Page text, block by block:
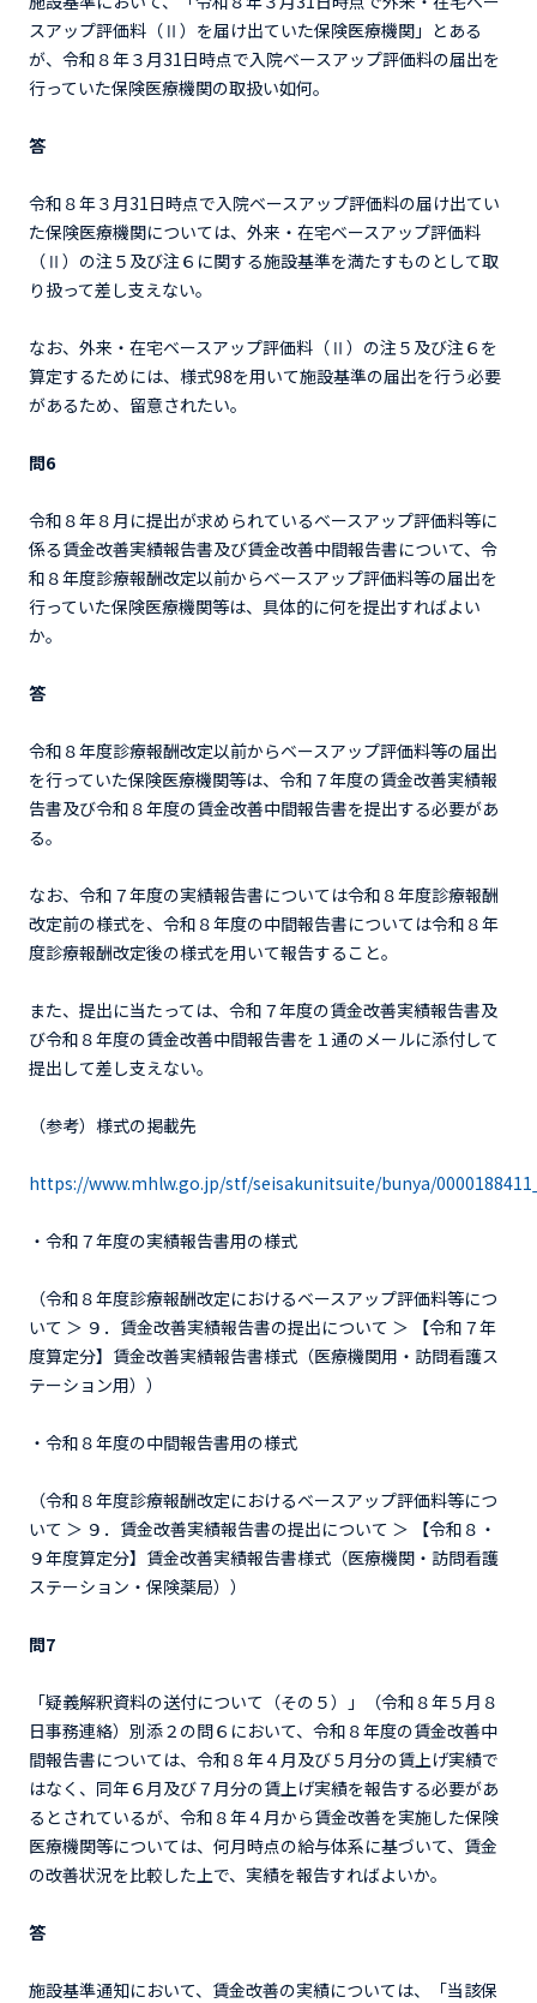
スアップ評価料（Ⅱ）を届け出ていた保険医療機関」とある
が、令和８年３月31日時点で入院ベースアップ評価料の届出を
行っていた保険医療機関の取扱い如何。
答
令和８年３月31日時点で入院ベースアップ評価料の届け出てい
た保険医療機関については、外来・在宅ベースアップ評価料
（Ⅱ）の注５及び注６に関する施設基準を満たすものとして取
り扱って差し支えない。
なお、外来・在宅ベースアップ評価料（Ⅱ）の注５及び注６を
算定するためには、様式98を用いて施設基準の届出を行う必要
があるため、留意されたい。
問6
令和８年８月に提出が求められているベースアップ評価料等に
係る賃金改善実績報告書及び賃金改善中間報告書について、令
和８年度診療報酬改定以前からベースアップ評価料等の届出を
行っていた保険医療機関等は、具体的に何を提出すればよい
か。
答
令和８年度診療報酬改定以前からベースアップ評価料等の届出
を行っていた保険医療機関等は、令和７年度の賃金改善実績報
告書及び令和８年度の賃金改善中間報告書を提出する必要があ
る。
なお、令和７年度の実績報告書については令和８年度診療報酬
改定前の様式を、令和８年度の中間報告書については令和８年
度診療報酬改定後の様式を用いて報告すること。
また、提出に当たっては、令和７年度の賃金改善実績報告書及
び令和８年度の賃金改善中間報告書を１通のメールに添付して
提出して差し支えない。
（参考）様式の掲載先
https://www.mhlw.go.jp/stf/seisakunitsuite/bunya/
・令和７年度の実績報告書用の様式
（令和８年度診療報酬改定におけるベースアップ評価料等につ
いて ＞ ９．賃金改善実績報告書の提出について ＞ 【令和７年
度算定分】賃金改善実績報告書様式（医療機関用・訪問看護ス
テーション用））
・令和８年度の中間報告書用の様式
（令和８年度診療報酬改定におけるベースアップ評価料等につ
いて ＞ ９．賃金改善実績報告書の提出について ＞ 【令和８・
９年度算定分】賃金改善実績報告書様式（医療機関・訪問看護
ステーション・保険薬局））
問7
「疑義解釈資料の送付について（その５）」（令和８年５月８
日事務連絡）別添２の問６において、令和８年度の賃金改善中
間報告書については、令和８年４月及び５月分の賃上げ実績で
はなく、同年６月及び７月分の賃上げ実績を報告する必要があ
るとされているが、令和８年４月から賃金改善を実施した保険
医療機関等については、何月時点の給与体系に基づいて、賃金
の改善状況を比較した上で、実績を報告すればよいか。
答
施設基準通知において、賃金改善の実績については、「当該保